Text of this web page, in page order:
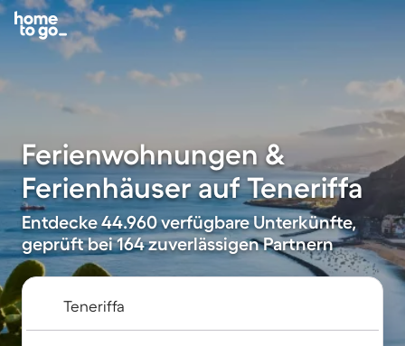
Ferienwohnungen &
Ferienhäuser auf Teneriffa
Entdecke 44.960 verfügbare Unterkünfte,
geprüft bei 164 zuverlässigen Partnern